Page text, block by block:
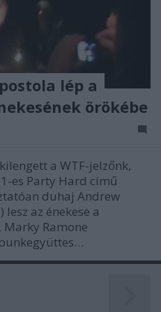
lép a
örökébe
a WTF-jelzőnk,
es Party Hard című
duhaj Andrew
az énekese a
Marky Ramone